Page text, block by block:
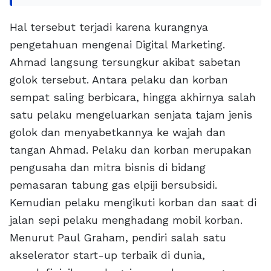
Hal tersebut terjadi karena kurangnya
pengetahuan mengenai Digital Marketing.
Ahmad langsung tersungkur akibat sabetan
golok tersebut. Antara pelaku dan korban
sempat saling berbicara, hingga akhirnya salah
satu pelaku mengeluarkan senjata tajam jenis
golok dan menyabetkannya ke wajah dan
tangan Ahmad. Pelaku dan korban merupakan
pengusaha dan mitra bisnis di bidang
pemasaran tabung gas elpiji bersubsidi.
Kemudian pelaku mengikuti korban dan saat di
jalan sepi pelaku menghadang mobil korban.
Menurut Paul Graham, pendiri salah satu
akselerator start-up terbaik di dunia,